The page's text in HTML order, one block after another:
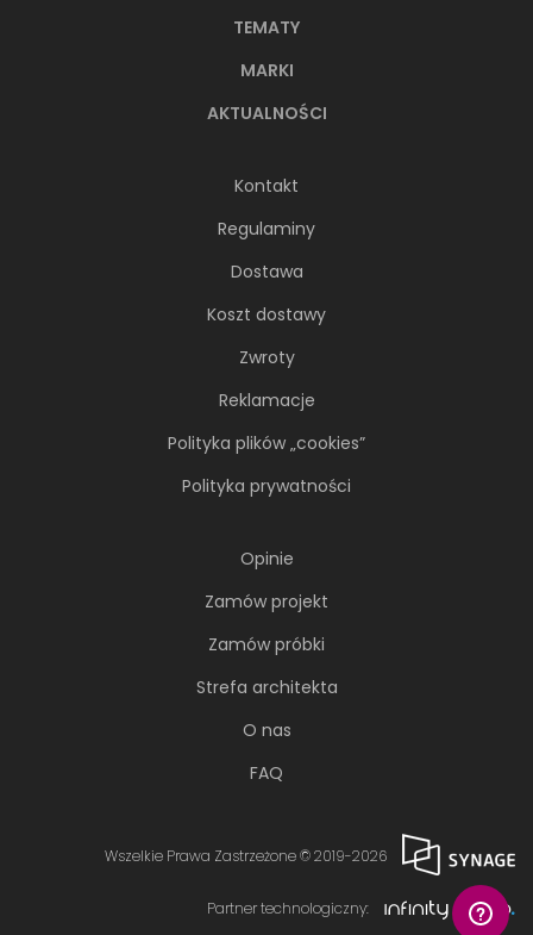
TEMATY
MARKI
AKTUALNOŚCI
Kontakt
Regulaminy
Dostawa
Koszt dostawy
Zwroty
Reklamacje
Polityka plików „cookies”
Polityka prywatności
Opinie
Zamów projekt
Zamów próbki
Strefa architekta
O nas
FAQ
Wszelkie Prawa Zastrzeżone © 2019-2026
Partner technologiczny: